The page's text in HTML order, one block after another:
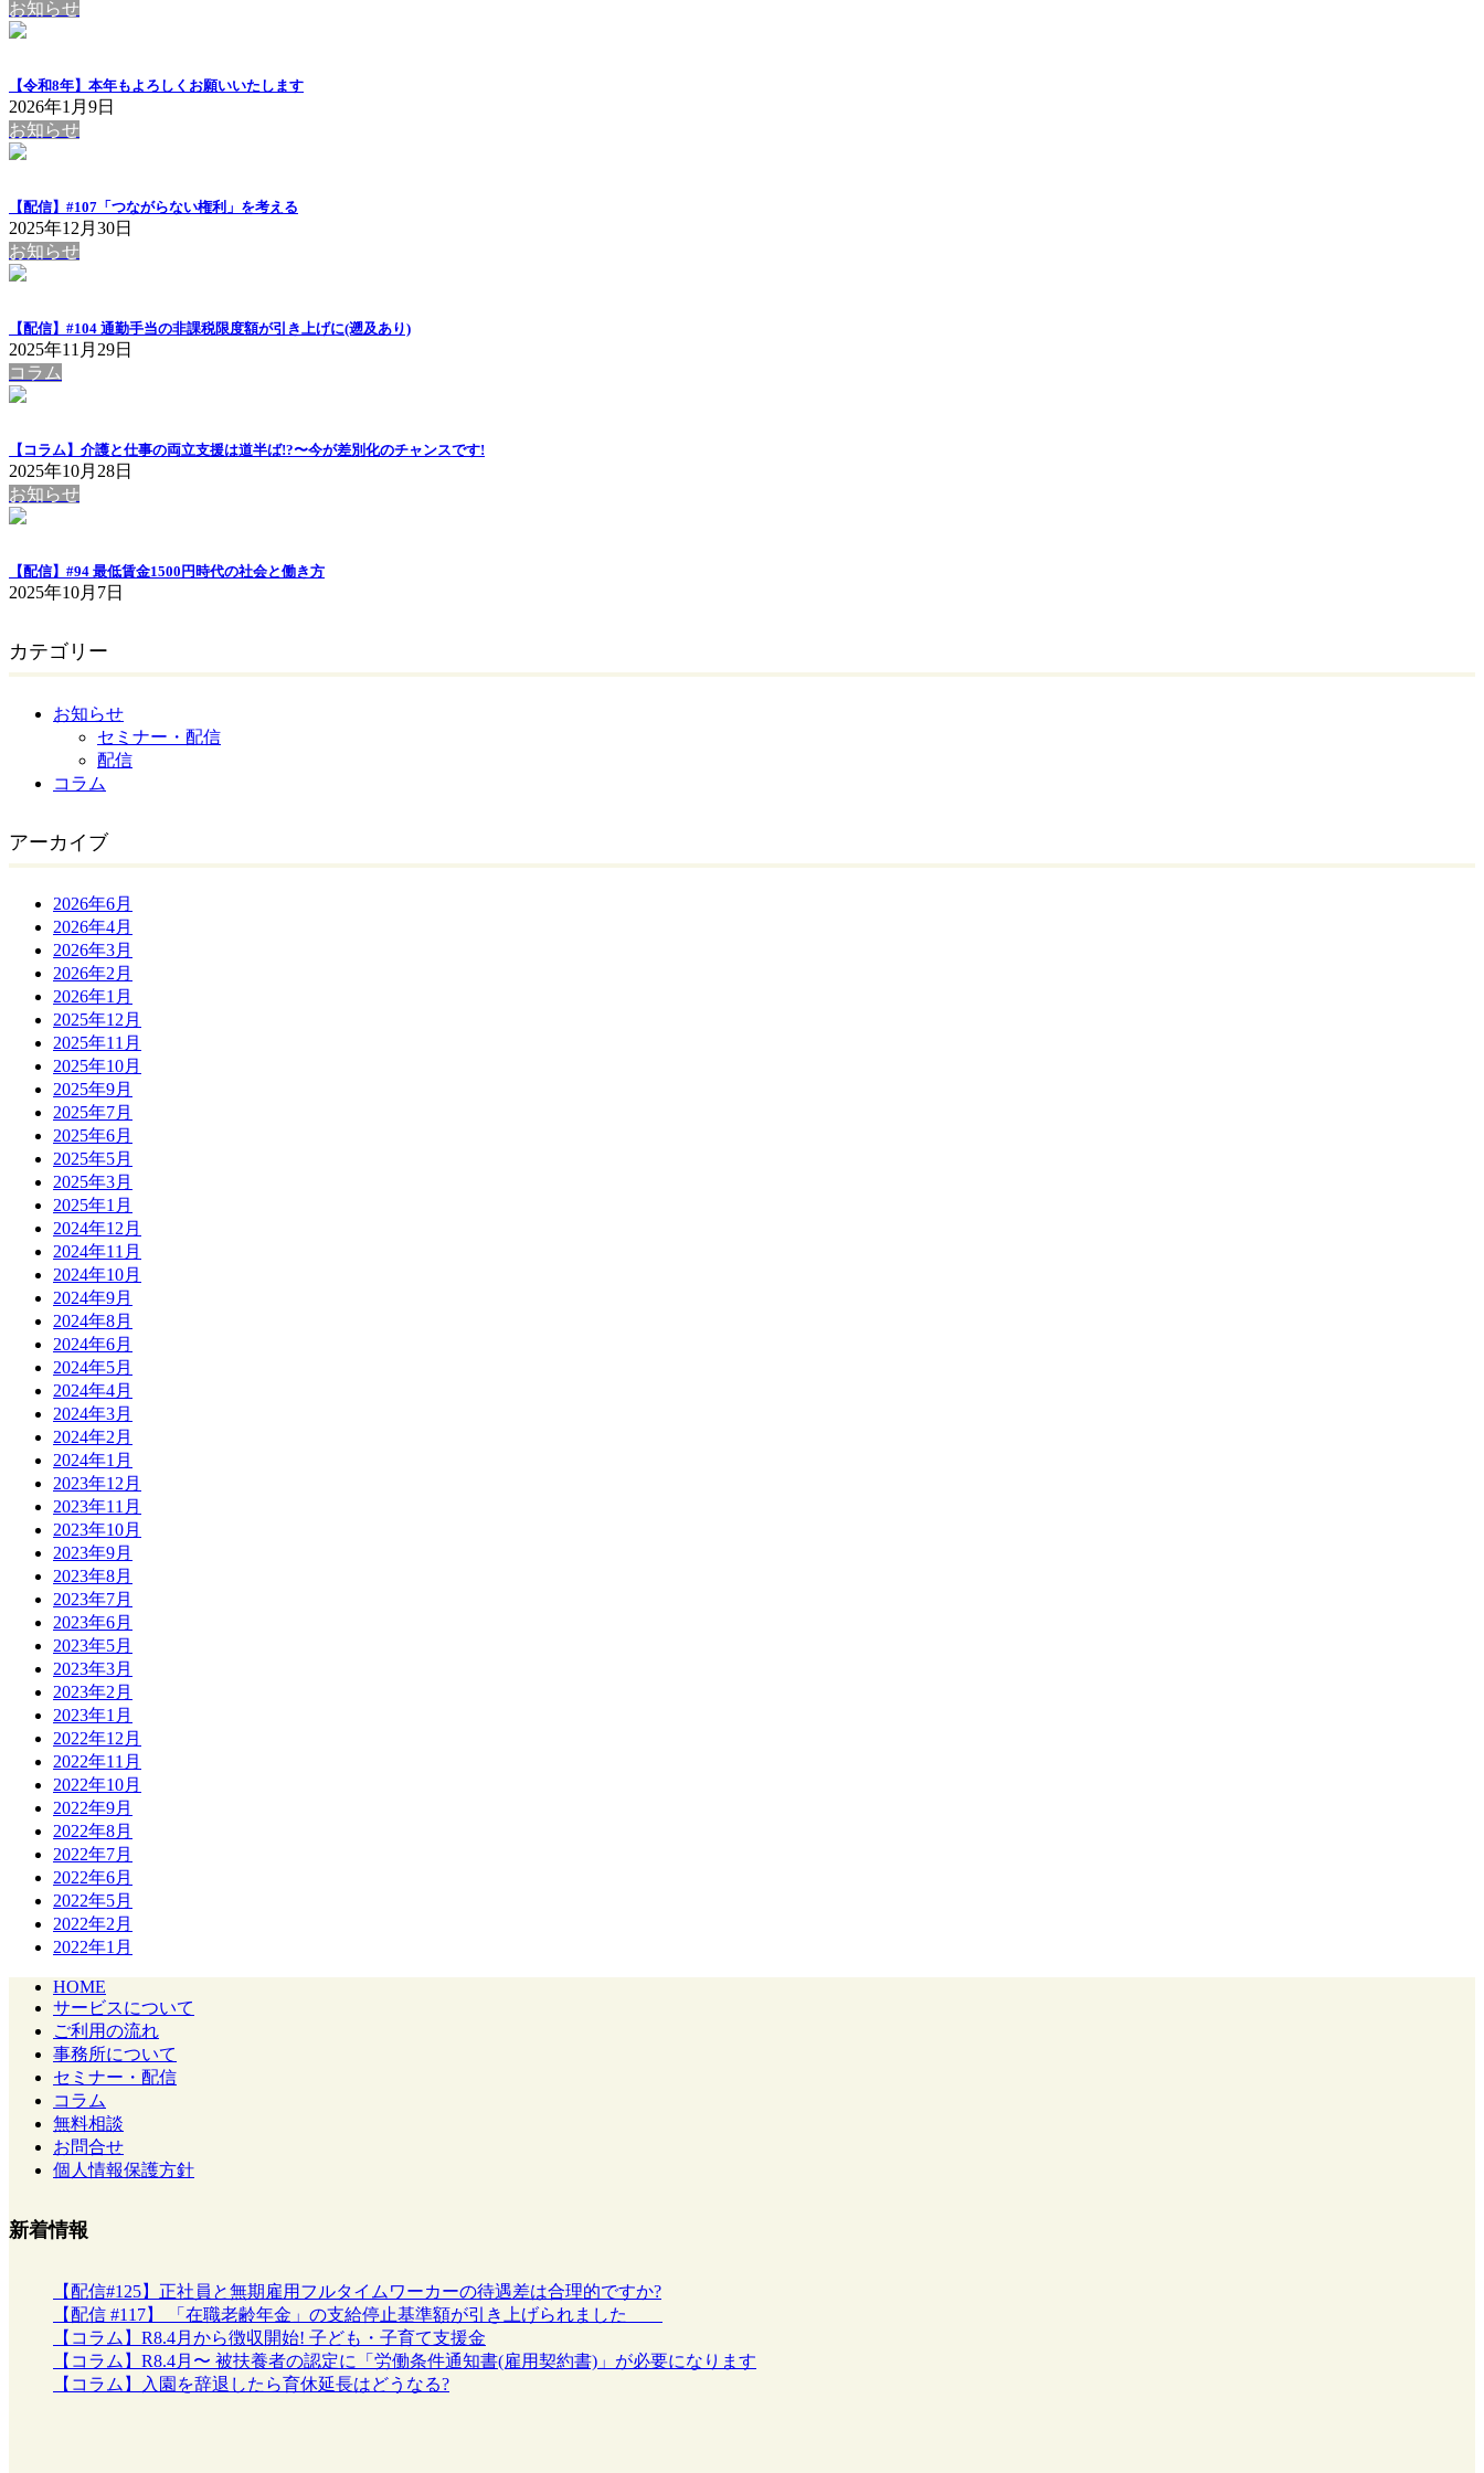
お知らせ
【令和8年】本年もよろしくお願いいたします
2026年1月9日
お知らせ
【配信】#107「つながらない権利」を考える
2025年12月30日
お知らせ
【配信】#104 通勤手当の非課税限度額が引き上げに(遡及あり)
2025年11月29日
コラム
【コラム】介護と仕事の両立支援は道半ば!?〜今が差別化のチャンスです!
2025年10月28日
お知らせ
【配信】#94 最低賃金1500円時代の社会と働き方
2025年10月7日
カテゴリー
お知らせ
セミナー・配信
配信
コラム
アーカイブ
2026年6月
2026年4月
2026年3月
2026年2月
2026年1月
2025年12月
2025年11月
2025年10月
2025年9月
2025年7月
2025年6月
2025年5月
2025年3月
2025年1月
2024年12月
2024年11月
2024年10月
2024年9月
2024年8月
2024年6月
2024年5月
2024年4月
2024年3月
2024年2月
2024年1月
2023年12月
2023年11月
2023年10月
2023年9月
2023年8月
2023年7月
2023年6月
2023年5月
2023年3月
2023年2月
2023年1月
2022年12月
2022年11月
2022年10月
2022年9月
2022年8月
2022年7月
2022年6月
2022年5月
2022年2月
2022年1月
HOME
サービスについて
ご利用の流れ
事務所について
セミナー・配信
コラム
無料相談
お問合せ
個人情報保護方針
新着情報
【配信#125】正社員と無期雇用フルタイムワーカーの待遇差は合理的ですか?
【配信 #117】 「在職老齢年金」の支給停止基準額が引き上げられました
【コラム】R8.4月から徴収開始! 子ども・子育て支援金
【コラム】R8.4月〜 被扶養者の認定に「労働条件通知書(雇用契約書)」が必要になります
【コラム】入園を辞退したら育休延長はどうなる?